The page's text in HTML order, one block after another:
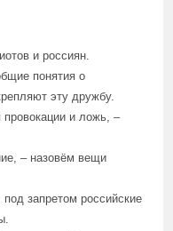
и россиян.
понятия о
эту дружбу.
провокации и ложь, –
– назовём вещи
запретом российские